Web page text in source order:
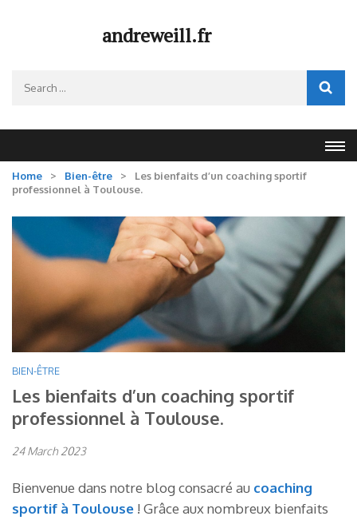
Enter)
andreweill.fr
Home > Bien-être >
Les bienfaits d’un coaching sportif
professionnel à Toulouse.
BIEN-ÊTRE
Les bienfaits d’un coaching sportif
professionnel à Toulouse.
24 March 2023
Bienvenue dans notre blog consacré au coaching
sportif à Toulouse ! Grâce aux nombreux bienfaits